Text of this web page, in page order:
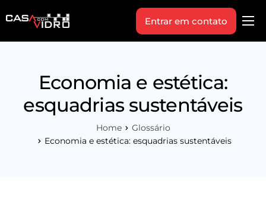
Produtos
Indique+
Blog
Workshop
Entrar em contato
Economia e estética:
esquadrias sustentáveis
Home
Glossário
Economia e estética: esquadrias sustentáveis